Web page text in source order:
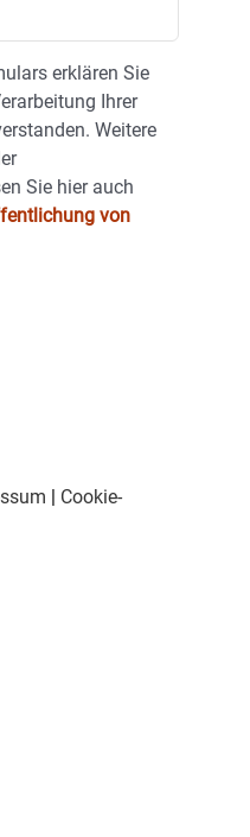
erklären Sie
Ihrer
Weitere
Sie hier auch
von
| Cookie-